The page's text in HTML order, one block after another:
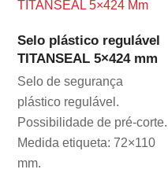
Selo plástico regulável
TITANSEAL 5×424 mm
Selo de segurança
plástico regulável.
Possibilidade de pré-corte.
Medida etiqueta: 72×110
mm.